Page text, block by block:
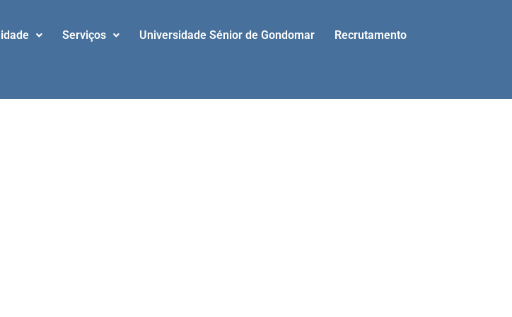
Serviços Universidade Sénior de Gondomar Recrutamento